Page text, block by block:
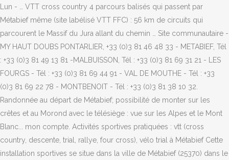
Lun - … VTT cross country 4 parcours balisés qui passent par
Métabief même (site labélisé VTT FFC) : 56 km de circuits qui
parcourent le Massif du Jura allant du chemin … Site communautaire -
MY HAUT DOUBS PONTARLIER, +33 (0)3 81 46 48 33 - METABIEF, Tél
: +33 (0)3 81 49 13 81 -MALBUISSON, Tél : +33 (0)3 81 69 31 21 - LES
FOURGS - Tél : +33 (0)3 81 69 44 91 - VAL DE MOUTHE - Tél : +33
(0)3 81 69 22 78 - MONTBENOIT - Tél : +33 (0)3 81 38 10 32.
Randonnée au départ de Métabief; possibilité de monter sur les
crêtes et au Morond avec le télésiège : vue sur les Alpes et le Mont
Blanc... mon compte. Activités sportives pratiquées : vtt (cross
country, descente, trial, rallye, four cross), vélo trial à Métabief Cette
installation sportives se situe dans la ville de Métabief (25370) dans le